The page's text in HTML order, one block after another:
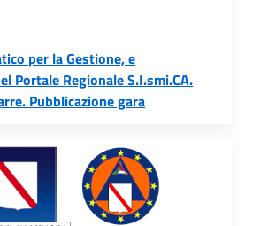
per la Gestione, e
Portale Regionale S.I.smi.CA.
Pubblicazione gara